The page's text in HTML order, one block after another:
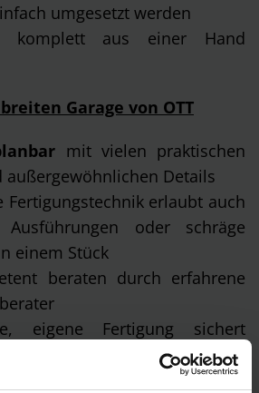
umgesetzt werden
komplett aus einer Hand
Garage von OTT
mit vielen praktischen
außergewöhnlichen Details
Fertigungstechnik erlaubt auch
Ausführungen oder schräge
einem Stück
beraten durch erfahrene
eigene Fertigung sichert
mit Ihrem Fahrzeug, in